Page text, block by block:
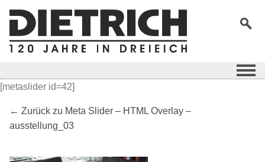
[metaslider id=42]
← Zurück zu Meta Slider – HTML Overlay –
ausstellung_03